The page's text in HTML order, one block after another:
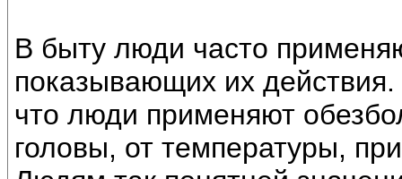
В быту люди часто
показывающих их
что люди применяют
головы, от температуры,